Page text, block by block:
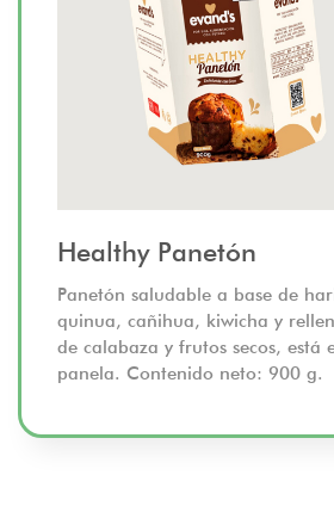
Healthy Panetón
Panetón saludable a base de
quinua, cañihua, kiwicha y
de calabaza y frutos secos, está
panela. Contenido neto: 900 g.